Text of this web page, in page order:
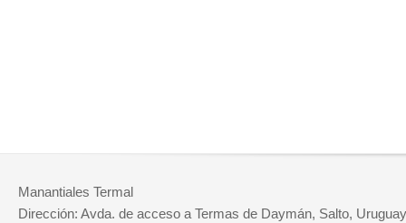
Manantiales Termal
Dirección: Avda. de acceso a Termas de Daymán, Salto, Uruguay